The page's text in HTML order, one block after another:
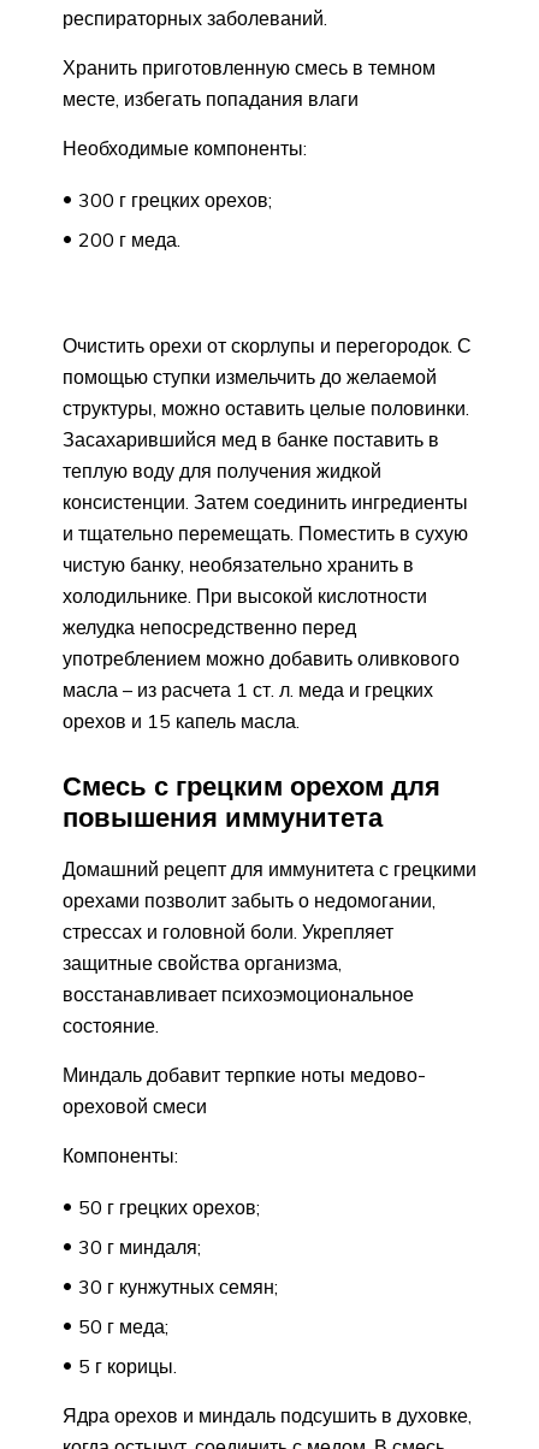
респираторных заболеваний.
Хранить приготовленную смесь в темном
месте, избегать попадания влаги
Необходимые компоненты:
300 г грецких орехов;
200 г меда.
Очистить орехи от скорлупы и перегородок. С
помощью ступки измельчить до желаемой
структуры, можно оставить целые половинки.
Засахарившийся мед в банке поставить в
теплую воду для получения жидкой
консистенции. Затем соединить ингредиенты
и тщательно перемещать. Поместить в сухую
чистую банку, необязательно хранить в
холодильнике. При высокой кислотности
желудка непосредственно перед
употреблением можно добавить оливкового
масла – из расчета 1 ст. л. меда и грецких
орехов и 15 капель масла.
Смесь с грецким орехом для
повышения иммунитета
Домашний рецепт для иммунитета с грецкими
орехами позволит забыть о недомогании,
стрессах и головной боли. Укрепляет
защитные свойства организма,
восстанавливает психоэмоциональное
состояние.
Миндаль добавит терпкие ноты медово-
ореховой смеси
Компоненты:
50 г грецких орехов;
30 г миндаля;
30 г кунжутных семян;
50 г меда;
5 г корицы.
Ядра орехов и миндаль подсушить в духовке,